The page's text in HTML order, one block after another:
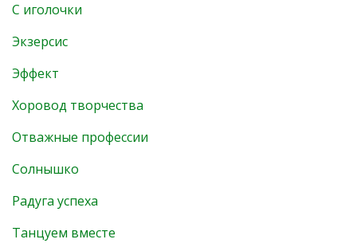
С иголочки
Экзерсис
Эффект
Хоровод творчества
Отважные профессии
Солнышко
Радуга успеха
Танцуем вместе